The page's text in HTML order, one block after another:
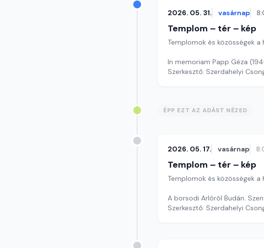
2026. 05. 31. vasárnap
Templom – tér – kép
Templomok és közösségek
In memoriam Papp Géza
Szerkesztő: Szerdahelyi
ÉPP EZT AZ ADÁST NÉZED
2026. 05. 17. vasárnap
Templom – tér – kép
Templomok és közösségek
A borsodi Arlóról Budán.
Szerkesztő: Szerdahelyi